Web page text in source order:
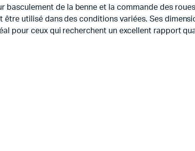
de la benne et la commande des
utilisé dans des conditions variées. Ses
pour ceux qui recherchent un excellent rapport